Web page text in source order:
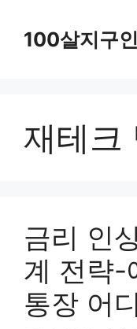
100살지구인
재테크
금리 인
계 전략-
통장 어